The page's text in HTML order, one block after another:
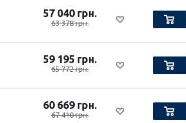
57 040 грн.
63 378 грн.
59 195 грн.
65 772 грн.
60 669 грн.
67 410 грн.